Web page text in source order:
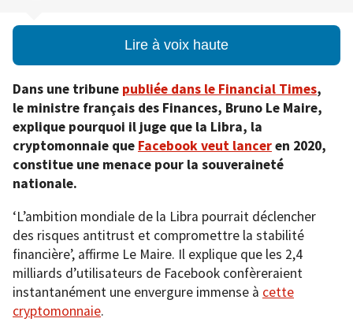
Lire à voix haute
Dans une tribune publiée dans le Financial Times,
le ministre français des Finances, Bruno Le Maire,
explique pourquoi il juge que la Libra, la
cryptomonnaie que Facebook veut lanceren 2020,
constitue une menace pour la souveraineté
nationale.
‘L’ambition mondiale de la Libra pourrait déclencher
des risques antitrust et compromettre la stabilité
financière’, affirme Le Maire. Il explique que les 2,4
milliards d’utilisateurs de Facebook confèreraient
instantanément une envergure immense à cette
cryptomonnaie.